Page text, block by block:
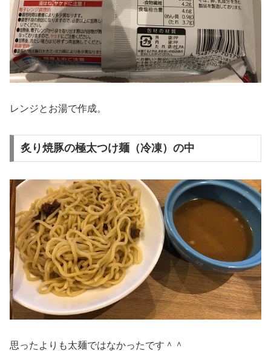
レンジとお湯で作成。
炙り焼豚の極太つけ麺（冷凍）の中
思ったよりも太麺ではなかったです＾＾